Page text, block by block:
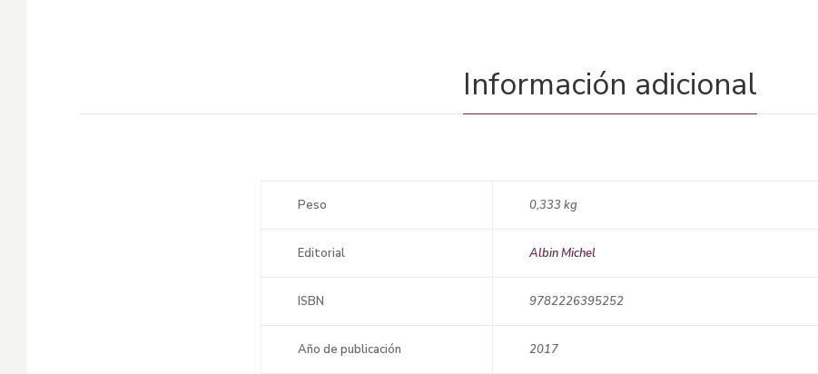
Información adicional
Peso 0,333 kg
Editorial Albin Michel
ISBN 9782226395252
Año de publicación 2017